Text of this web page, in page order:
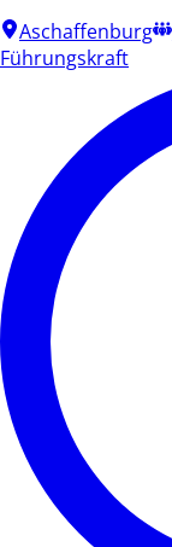
Aschaffenburg
Führungskraft